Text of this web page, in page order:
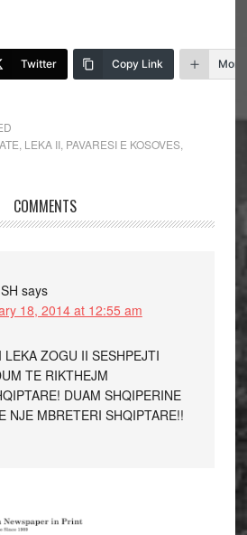
Twitter Copy Link More
LEKA II, PAVARESI E KOSOVES,
COMMENTS
says
18, 2014 at 12:55 am
ZOGU II SESHPEJTI
TE RIKTHEJM
DUAM SHQIPERINE
NJE MBRETERI SHQIPTARE!!